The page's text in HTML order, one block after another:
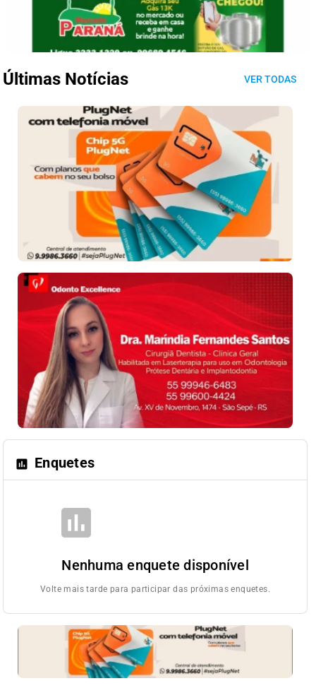
Últimas Notícias VER TODAS
poll Enquetes
poll_off
Nenhuma enquete disponível
Volte mais tarde para participar das próximas enquetes.